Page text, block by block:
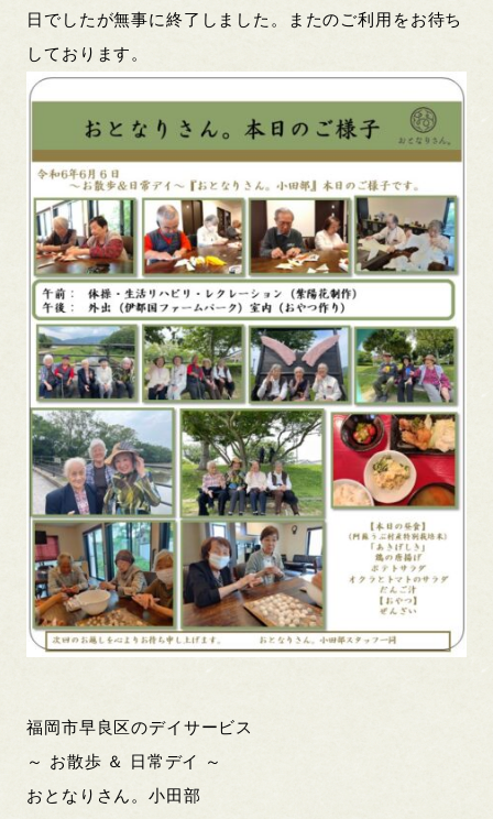
日でしたが無事に終了しました。またのご利用をお待ち
しております。
福岡市早良区のデイサービス
～ お散歩 ＆ 日常デイ ～
おとなりさん。小田部